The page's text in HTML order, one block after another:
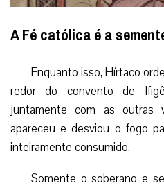
A Fé católica é a
Enquanto isso, Hírtaco
redor do convento de
juntamente com as outras
apareceu e desviou o fogo
inteiramente consumido.
Somente o soberano e